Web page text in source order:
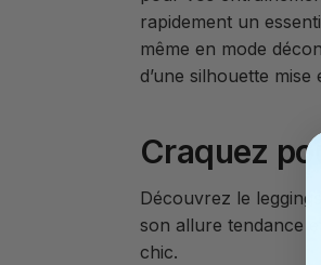
rapidement un
même en mode
d’une silhouette
Craquez
Découvrez le
son allure tendance
chic.